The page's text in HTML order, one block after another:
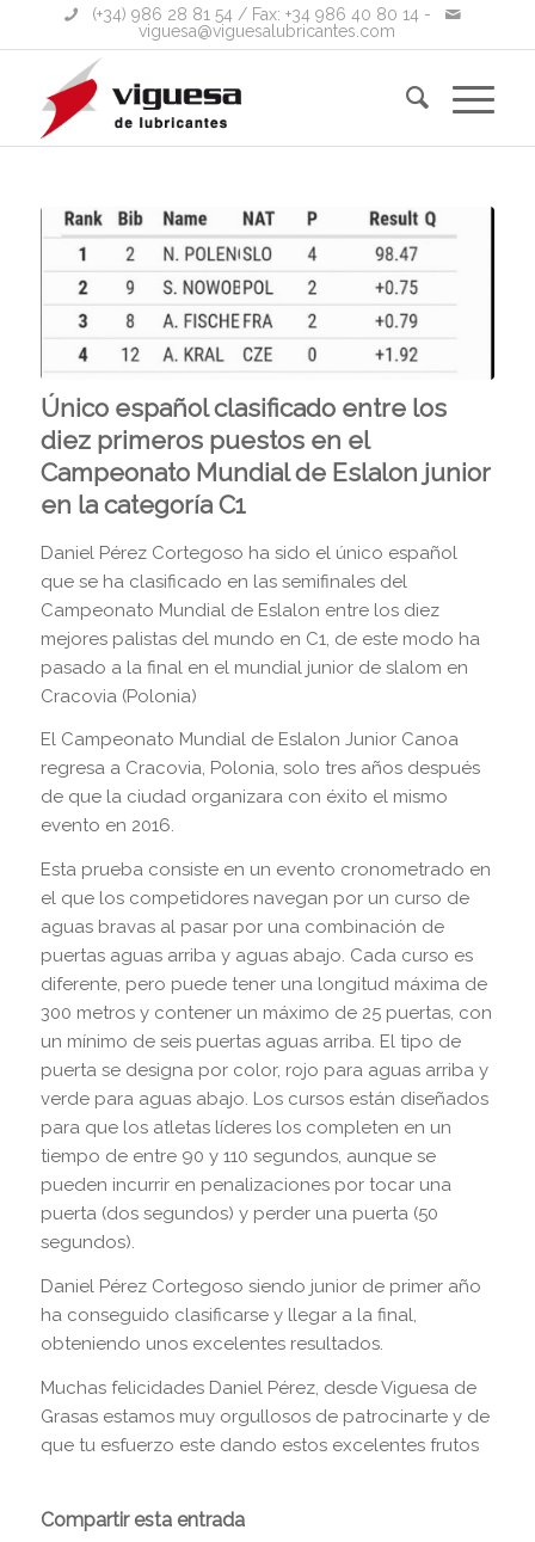
(+34) 986 28 81 54 / Fax: +34 986 40 80 14 -
viguesa@viguesalubricantes.com
Único español clasificado entre los
diez primeros puestos en el
Campeonato Mundial de Eslalon junior
en la categoría C1
Daniel Pérez Cortegoso ha sido el único español
que se ha clasificado en las semifinales del
Campeonato Mundial de Eslalon entre los diez
mejores palistas del mundo en C1, de este modo ha
pasado a la final en el mundial junior de slalom en
Cracovia (Polonia)
El Campeonato Mundial de Eslalon Junior Canoa
regresa a Cracovia, Polonia, solo tres años después
de que la ciudad organizara con éxito el mismo
evento en 2016.
Esta prueba consiste en un evento cronometrado en
el que los competidores navegan por un curso de
aguas bravas al pasar por una combinación de
puertas aguas arriba y aguas abajo. Cada curso es
diferente, pero puede tener una longitud máxima de
300 metros y contener un máximo de 25 puertas, con
un mínimo de seis puertas aguas arriba. El tipo de
puerta se designa por color, rojo para aguas arriba y
verde para aguas abajo. Los cursos están diseñados
para que los atletas líderes los completen en un
tiempo de entre 90 y 110 segundos, aunque se
pueden incurrir en penalizaciones por tocar una
puerta (dos segundos) y perder una puerta (50
segundos).
Daniel Pérez Cortegoso siendo junior de primer año
ha conseguido clasificarse y llegar a la final,
obteniendo unos excelentes resultados.
Muchas felicidades Daniel Pérez, desde Viguesa de
Grasas estamos muy orgullosos de patrocinarte y de
que tu esfuerzo este dando estos excelentes frutos
Compartir esta entrada